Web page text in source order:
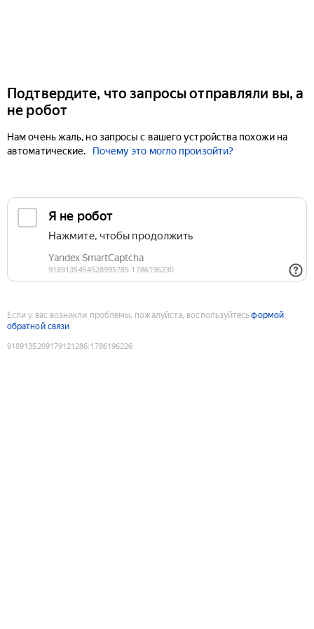
Подтвердите, что запросы отправляли вы, а
не робот
Нам очень жаль, но запросы с вашего устройства похожи на
автоматические.
Почему это могло произойти?
Если у вас возникли проблемы, пожалуйста, воспользуйтесьформой
обратной связи
9189135209179121286:1786196226